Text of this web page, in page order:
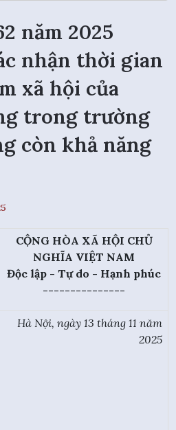
năm 2025
nhận thời gian
xã hội của
trong trường
còn khả năng
CỘNG HÒA XÃ HỘI CHỦ
NGHĨA VIỆT NAM
Độc lập - Tự do - Hạnh phúc
---------------
Hà Nội, ngày 13 tháng 11 năm
2025